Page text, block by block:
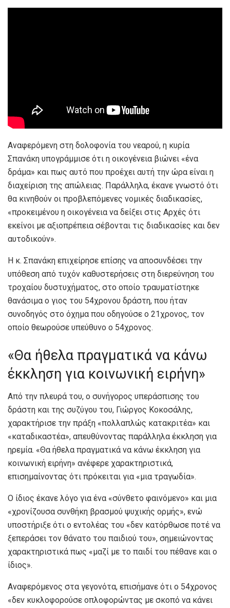
Αναφερόμενη στη δολοφονία του νεαρού, η κυρία
Σπανάκη υπογράμμισε ότι η οικογένεια βιώνει «ένα
δράμα» και πως αυτό που προέχει αυτή την ώρα είναι η
διαχείριση της απώλειας. Παράλληλα, έκανε γνωστό ότι
θα κινηθούν οι προβλεπόμενες νομικές διαδικασίες,
«προκειμένου η οικογένεια να δείξει στις Αρχές ότι
εκείνοι με αξιοπρέπεια σέβονται τις διαδικασίες και δεν
αυτοδικούν».
Η κ. Σπανάκη επιχείρησε επίσης να αποσυνδέσει την
υπόθεση από τυχόν καθυστερήσεις στη διερεύνηση του
τροχαίου δυστυχήματος, στο οποίο τραυματίστηκε
θανάσιμα ο γιος του 54χρονου δράστη, που ήταν
συνοδηγός στο όχημα που οδηγούσε ο 21χρονος, τον
οποίο θεωρούσε υπεύθυνο ο 54χρονος.
«Θα ήθελα πραγματικά να κάνω
έκκληση για κοινωνική ειρήνη»
Από την πλευρά του, ο συνήγορος υπεράσπισης του
δράστη και της συζύγου του, Γιώργος Κοκοσάλης,
χαρακτήρισε την πράξη «πολλαπλώς κατακριτέα» και
«καταδικαστέα», απευθύνοντας παράλληλα έκκληση για
ηρεμία. «Θα ήθελα πραγματικά να κάνω έκκληση για
κοινωνική ειρήνη» ανέφερε χαρακτηριστικά,
επισημαίνοντας ότι πρόκειται για «μια τραγωδία».
Ο ίδιος έκανε λόγο για ένα «σύνθετο φαινόμενο» και μια
«χρονίζουσα συνθήκη βρασμού ψυχικής ορμής», ενώ
υποστήριξε ότι ο εντολέας του «δεν κατόρθωσε ποτέ να
ξεπεράσει τον θάνατο του παιδιού του», σημειώνοντας
χαρακτηριστικά πως «μαζί με το παιδί του πέθανε και ο
ίδιος».
Αναφερόμενος στα γεγονότα, επισήμανε ότι ο 54χρονος
«δεν κυκλοφορούσε οπλοφορώντας με σκοπό να κάνει